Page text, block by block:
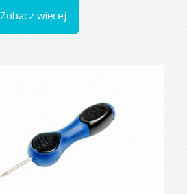
Zobacz więcej